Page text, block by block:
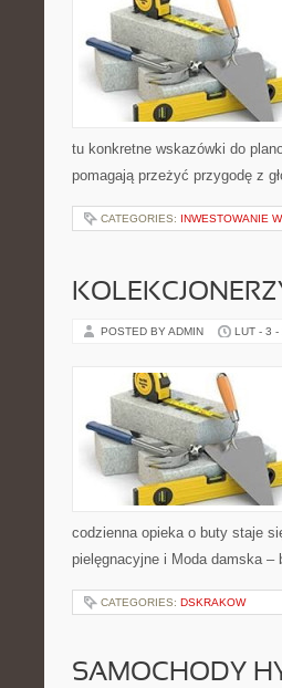
tu konkretne wskazówki do
pomagają przeżyć przygodę z
CATEGORIES: INWESTOWANIE
POSTED BY ADMIN LUT - 3 -
codzienna opieka o buty staje
pielęgnacyjne i Moda damska
CATEGORIES: DSKRAKOW
SAMOCHODY